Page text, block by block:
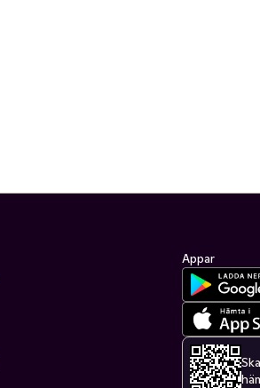
Appar